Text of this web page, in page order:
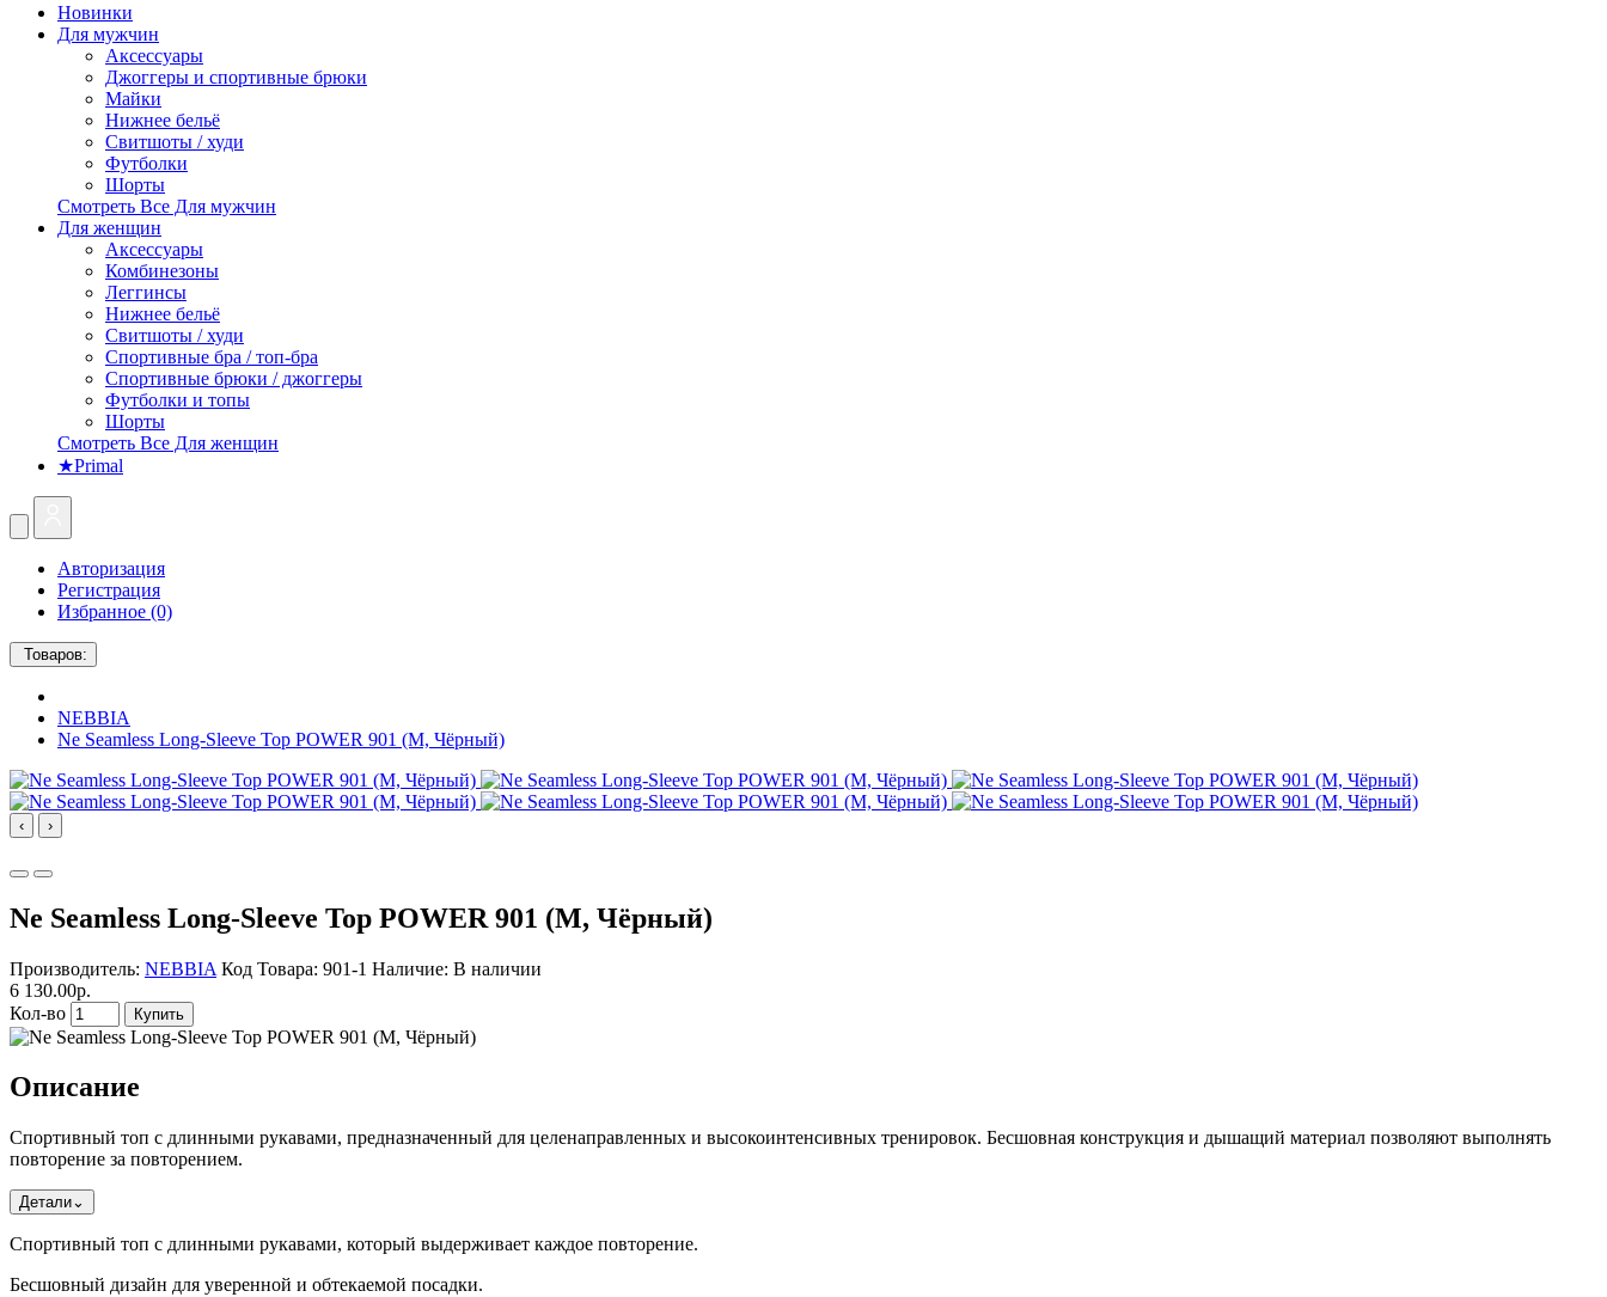
Новинки
Для мужчин
Аксессуары
Джоггеры и спортивные брюки
Майки
Нижнее бельё
Свитшоты / худи
Футболки
Шорты
Смотреть Все Для мужчин
Для женщин
Аксессуары
Комбинезоны
Леггинсы
Нижнее бельё
Свитшоты / худи
Спортивные бра / топ-бра
Спортивные брюки / джоггеры
Футболки и топы
Шорты
Смотреть Все Для женщин
★Primal
Авторизация
Регистрация
Избранное (0)
Товаров:
NEBBIA
Ne Seamless Long-Sleeve Top POWER 901 (M, Чёрный)
‹ ›
Ne Seamless Long-Sleeve Top POWER 901 (M, Чёрный)
Производитель: NEBBIA Код Товара: 901-1 Наличие: В наличии
6 130.00р.
Кол-во
Купить
Описание
Спортивный топ с длинными рукавами, предназначенный для целенаправленных и высокоинтенсивных тренировок. Бесшовная конструкция и дышащий материал позволяют выполнять
повторение за повторением.
Детали⌄
Спортивный топ с длинными рукавами, который выдерживает каждое повторение.
Бесшовный дизайн для уверенной и обтекаемой посадки.